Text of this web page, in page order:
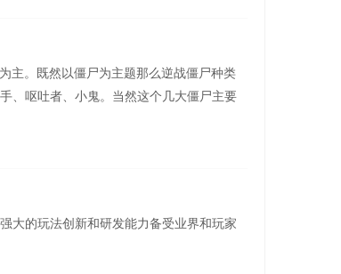
主。既然以僵尸为主题那么逆战僵尸种类
、呕吐者、小鬼。当然这个几大僵尸主要
大的玩法创新和研发能力备受业界和玩家